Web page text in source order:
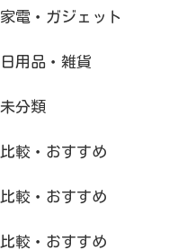
家電・ガジェット
日用品・雑貨
未分類
比較・おすすめ
比較・おすすめ
比較・おすすめ